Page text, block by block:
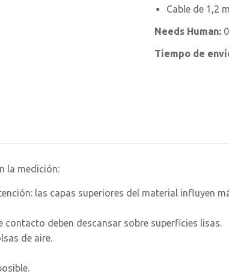
Cable de 1,2
Needs Human: 0
Tiempo de
la medición:
las capas superiores del material influyen
contacto deben descansar sobre superficies lisas.
de aire.